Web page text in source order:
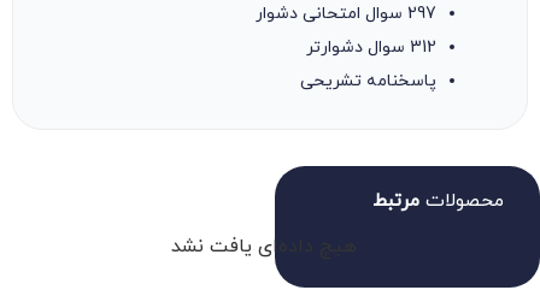
297 سوال امتحانی دشوار
312 سوال دشوارتر
پاسخنامه تشریحی
محصولات مرتبط
هیچ داده‌ای یافت نشد